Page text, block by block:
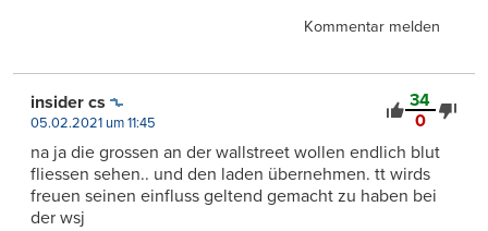
Kommentar melden
34
0
insider cs
05.02.2021 um 11:45
na ja die grossen an der wallstreet wollen endlich blut
fliessen sehen.. und den laden übernehmen. tt wirds
freuen seinen einfluss geltend gemacht zu haben bei
der wsj